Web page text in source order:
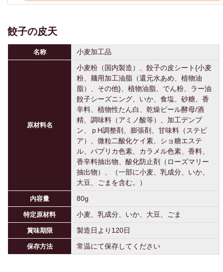
餃子の皮天
名称 小麦加工品
原材料名
小麦粉（国内製造）、餃子の皮シート{小麦
粉、麺用加工油脂（還元水あめ、植物油
脂）、その他}、植物油脂、でん粉、ラー油
餃子シーズニング、いか、食塩、砂糖、香
辛料、植物性たん白、乾燥ビール酵母/酒
精、調味料（アミノ酸等）、加工デンプ
ン、ｐH調整剤、膨張剤、甘味料（ステビ
ア）、微粒二酸化ケイ素、ショ糖エステ
ル、パプリカ色素、カラメル色素、香料、
香辛料抽出物、酸化防止剤（ローズマリー
抽出物）、（一部に小麦、乳成分、いか、
大豆、ごまを含む。）
内容量 80g
特定原材料 小麦、乳成分、いか、大豆、ごま
賞味期限 製造日より120日
保存方法 常温にて保存してください